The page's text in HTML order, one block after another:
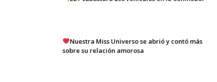
Nuestra Miss Universo se abrió y contó más
sobre su relación amorosa